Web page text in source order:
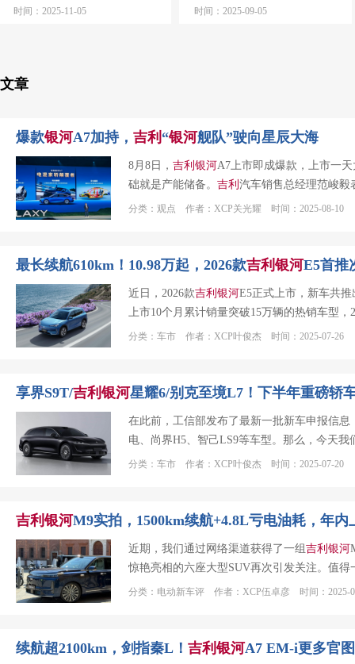
荐！
时间：2025-11-05 时间：2025-09-05
文章
爆款银河A7加持， 吉利 “银河舰队”驶向星辰大海
8月8日， 吉利 银河A7上市即成爆款，上市一
础就是产能储备。 吉利 汽车销售总经理范峻毅
分类：观点 作者：XCP关光耀 时间：2025-08-10
最长续航610km！10.98万起，2026款吉利 银河E5首推
近日，2026款吉利 银河E5正式上市，新车共
上市10个月累计销量突破15万辆的热销车型，
分类：车市 作者：XCP叶俊杰 时间：2025-07-26
享界S9T/吉利 银河星耀6/别克至境L7！下半年重磅轿
在此前，工信部发布了最新一批新车申报信
电、尚界H5、智己LS9等车型。那么，今天我
分类：车市 作者：XCP叶俊杰 时间：2025-07-20
吉利 银河M9实拍，1500km续航+4.8L亏电油耗，年内
近期，我们通过网络渠道获得了一组 吉利 银河
惊艳亮相的六座大型SUV再次引发关注。值得
分类：电动新车评 作者：XCP伍卓彦 时间：2025-
续航超2100km，剑指秦L！ 吉利 银河A7 EM-i更多官